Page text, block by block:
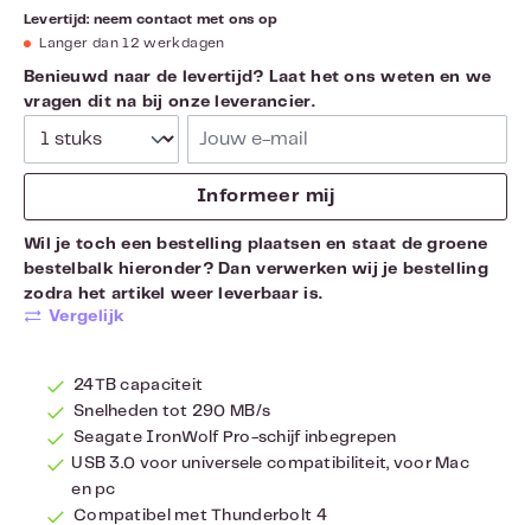
Levertijd: neem contact met ons op
Langer dan 12 werkdagen
Benieuwd naar de levertijd? Laat het ons weten en we
vragen dit na bij onze leverancier.
Informeer mij
Wil je toch een bestelling plaatsen en staat de groene
bestelbalk hieronder? Dan verwerken wij je bestelling
zodra het artikel weer leverbaar is.
Vergelijk
24TB capaciteit
Snelheden tot 290 MB/s
Seagate IronWolf Pro-schijf inbegrepen
USB 3.0 voor universele compatibiliteit, voor Mac
en pc
Compatibel met Thunderbolt 4